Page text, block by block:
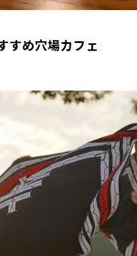
すめ穴場カフェ